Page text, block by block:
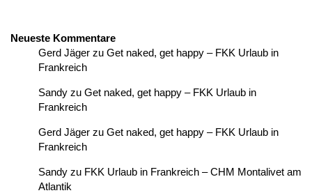
Neueste Kommentare
Gerd Jäger zu Get naked, get happy – FKK Urlaub in
Frankreich
Sandy zu Get naked, get happy – FKK Urlaub in
Frankreich
Gerd Jäger zu Get naked, get happy – FKK Urlaub in
Frankreich
Sandy zu FKK Urlaub in Frankreich – CHM Montalivet am
Atlantik